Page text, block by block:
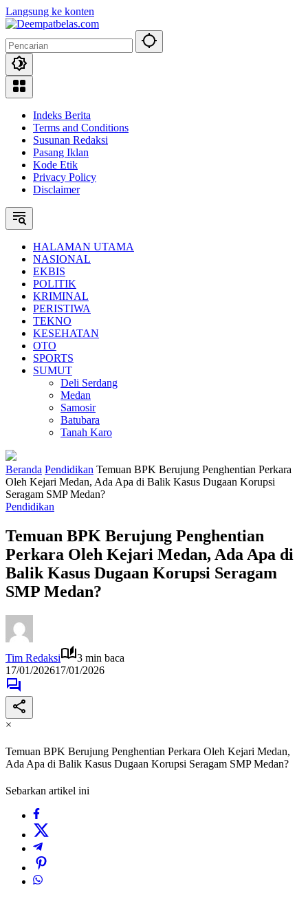
Langsung ke konten
Indeks Berita
Terms and Conditions
Susunan Redaksi
Pasang Iklan
Kode Etik
Privacy Policy
Disclaimer
HALAMAN UTAMA
NASIONAL
EKBIS
POLITIK
KRIMINAL
PERISTIWA
TEKNO
KESEHATAN
OTO
SPORTS
SUMUT
Deli Serdang
Medan
Samosir
Batubara
Tanah Karo
Beranda Pendidikan Temuan BPK Berujung Penghentian Perkara
Oleh Kejari Medan, Ada Apa di Balik Kasus Dugaan Korupsi
Seragam SMP Medan?
Pendidikan
Temuan BPK Berujung Penghentian
Perkara Oleh Kejari Medan, Ada Apa di
Balik Kasus Dugaan Korupsi Seragam
SMP Medan?
Tim Redaksi
3 min baca
17/01/202617/01/2026
×
Temuan BPK Berujung Penghentian Perkara Oleh Kejari Medan,
Ada Apa di Balik Kasus Dugaan Korupsi Seragam SMP Medan?
Sebarkan artikel ini